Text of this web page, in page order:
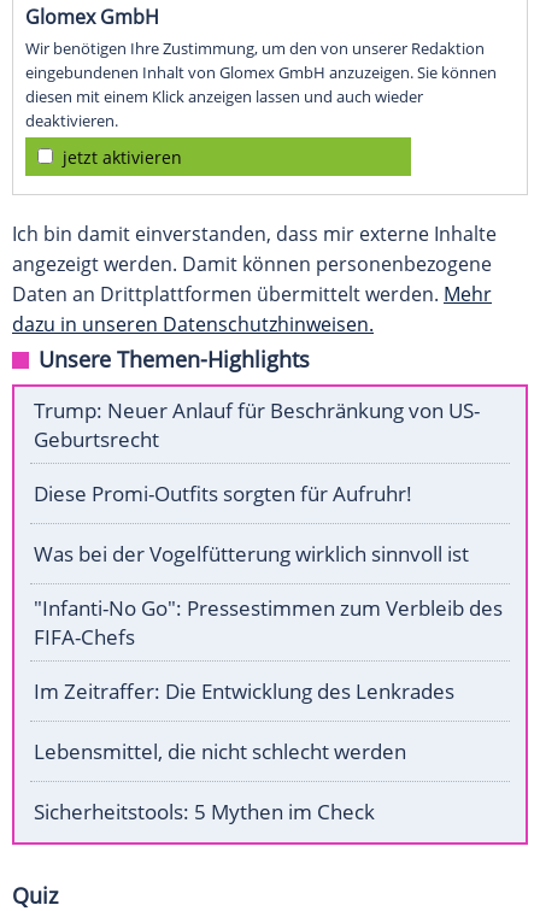
Glomex GmbH
Wir benötigen Ihre Zustimmung, um den von unserer Redaktion
eingebundenen Inhalt von Glomex GmbH anzuzeigen. Sie können
diesen mit einem Klick anzeigen lassen und auch wieder
deaktivieren.
jetzt aktivieren
Ich bin damit einverstanden, dass mir externe Inhalte
angezeigt werden. Damit können personenbezogene
Daten an Drittplattformen übermittelt werden. Mehr
dazu in unseren Datenschutzhinweisen.
Unsere Themen-Highlights
Trump: Neuer Anlauf für Beschränkung von US-
Geburtsrecht
Diese Promi-Outfits sorgten für Aufruhr!
Was bei der Vogelfütterung wirklich sinnvoll ist
"Infanti-No Go": Pressestimmen zum Verbleib des
FIFA-Chefs
Im Zeitraffer: Die Entwicklung des Lenkrades
Lebensmittel, die nicht schlecht werden
Sicherheitstools: 5 Mythen im Check
Quiz